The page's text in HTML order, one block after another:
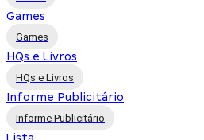
Games
Games
HQs e Livros
HQs e Livros
Informe Publicitário
Informe Publicitário